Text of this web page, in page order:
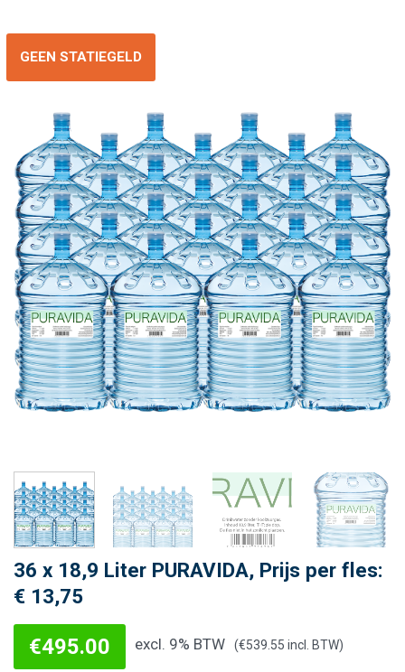
GEEN STATIEGELD
aan
wenslijst
36 x 18,9 Liter PURAVIDA, Prijs per fles:
€ 13,75
€495.00 excl. 9% BTW (€539.55 incl. BTW)